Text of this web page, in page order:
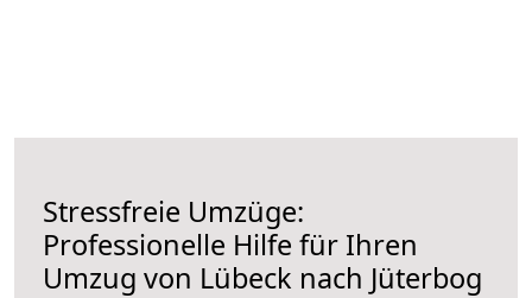
Stressfreie Umzüge:
Professionelle Hilfe für Ihren
Umzug von Lübeck nach Jüterbog